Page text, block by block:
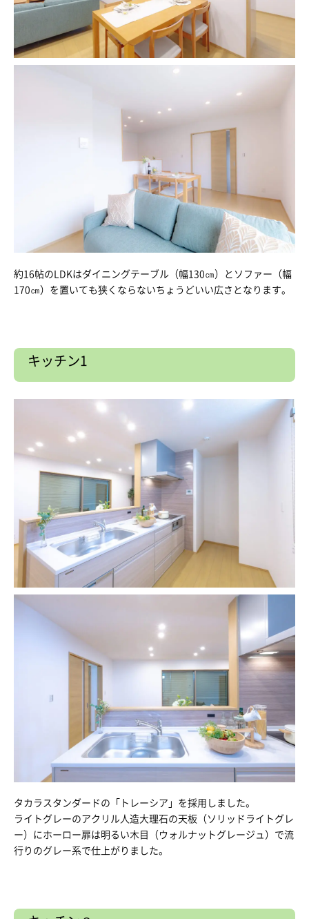
約16帖のLDKはダイニングテーブル（幅130㎝）とソファー（幅
170㎝）を置いても狭くならないちょうどいい広さとなります。
キッチン1
タカラスタンダードの「トレーシア」を採用しました。
ライトグレーのアクリル人造大理石の天板（ソリッドライトグレ
ー）にホーロー扉は明るい木目（ウォルナットグレージュ）で流
行りのグレー系で仕上がりました。